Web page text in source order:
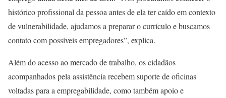
histórico profissional da pessoa antes de ela ter caído em contexto
de vulnerabilidade, ajudamos a preparar o currículo e buscamos
contato com possíveis empregadores”, explica.
Além do acesso ao mercado de trabalho, os cidadãos
acompanhados pela assistência recebem suporte de oficinas
voltadas para a empregabilidade, como também apoio e